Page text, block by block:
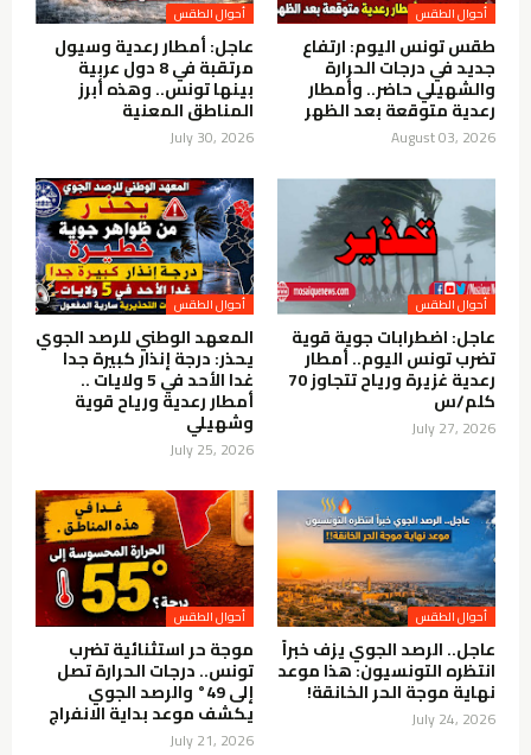
أحوال الطقس
طقس تونس اليوم: ارتفاع
جديد في درجات الحرارة
والشهيلي حاضر.. وأمطار
رعدية متوقعة بعد الظهر
August 03, 2026
أحوال الطقس
عاجل: أمطار رعدية وسيول
مرتقبة في 8 دول عربية
بينها تونس.. وهذه أبرز
المناطق المعنية
July 30, 2026
أحوال الطقس
عاجل: اضطرابات جوية قوية
تضرب تونس اليوم.. أمطار
رعدية غزيرة ورياح تتجاوز 70
كلم/س
July 27, 2026
أحوال الطقس
المعهد الوطني للرصد الجوي
يحذر: درجة إنذار كبيرة جدا
غدا الأحد في 5 ولايات ..
أمطار رعدية ورياح قوية
وشهيلي
July 25, 2026
أحوال الطقس
عاجل.. الرصد الجوي يزف خبراً
انتظره التونسيون: هذا موعد
نهاية موجة الحر الخانقة!
July 24, 2026
أحوال الطقس
موجة حر استثنائية تضرب
تونس.. درجات الحرارة تصل
إلى 49° والرصد الجوي
يكشف موعد بداية الانفراج
July 21, 2026